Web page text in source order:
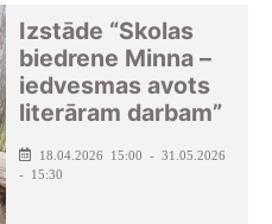
Izstāde “Skolas
biedrene Minna –
iedvesmas avots
literāram darbam”
18.04.2026 15:00 - 31.05.2026
- 15:30